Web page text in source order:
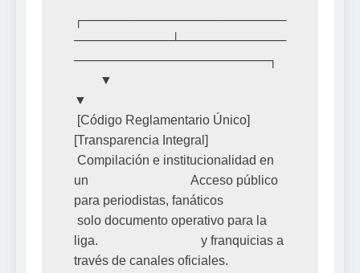
┌───────────────────────
───────────┴────────────
──────────────────────┐
▼
[Transparencia Integral]
un                                Acceso público
para periodistas, fanáticos
liga.                                y franquicias a